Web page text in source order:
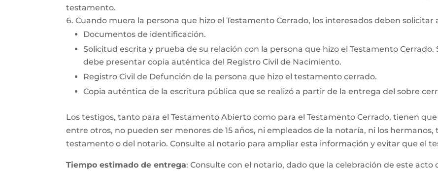
testamento.
Cuando muera la persona que hizo el Testamento Cerrado, los interesados deben
Documentos de identificación.
Solicitud escrita y prueba de su relación con la persona que hizo el Testamento Cerrado.
debe presentar copia auténtica del Registro Civil de Nacimiento.
Registro Civil de Defunción de la persona que hizo el testamento cerrado.
Copia auténtica de la escritura pública que se realizó a partir de la entrega del sobre
Los testigos, tanto para el Testamento Abierto como para el Testamento Cerrado, tienen
entre otros, no pueden ser menores de 15 años, ni empleados de la notaría, ni los
testamento o del notario. Consulte al notario para ampliar esta información y evitar que el
Tiempo estimado de entrega: Consulte con el notario, dado que la celebración de este acto